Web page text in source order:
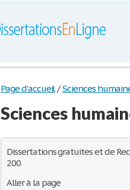
Page d'accueil / Sciences
Sciences
Dissertations gratuites et de
200
Aller à la page